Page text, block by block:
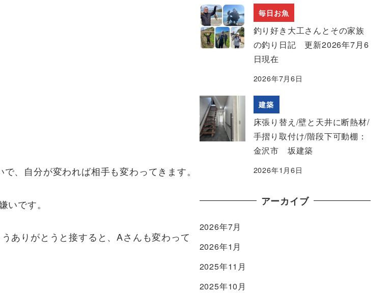
、自分が変われば相手も変わってきます。
です。
ありがとうと接すると、Aさんも変わって
毎日お魚
釣り好き大工さんとその家族
の釣り日記 更新2026年7月6
日現在
2026年7月6日
建築
床張り替え/壁と天井に断熱材/
手摺り取付け/階段下可動棚：
金沢市 坂建築
2026年1月6日
アーカイブ
2026年7月
2026年1月
2025年11月
2025年10月